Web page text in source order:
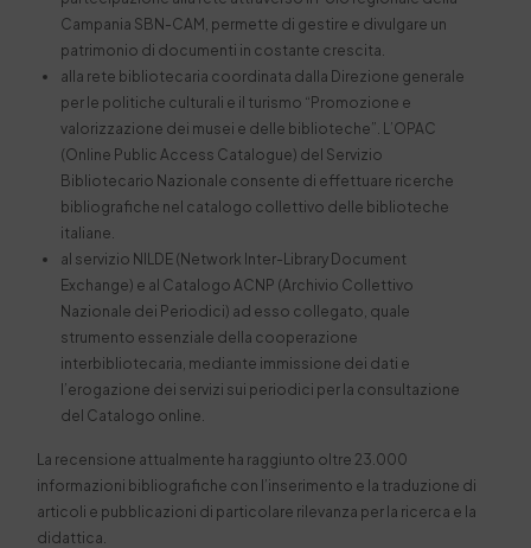
Campania SBN-CAM, permette di gestire e divulgare un
patrimonio di documenti in costante crescita.
alla rete bibliotecaria coordinata dalla Direzione generale
per le politiche culturali e il turismo “Promozione e
valorizzazione dei musei e delle biblioteche”. L’OPAC
(Online Public Access Catalogue) del Servizio
Bibliotecario Nazionale consente di effettuare ricerche
bibliografiche nel catalogo collettivo delle biblioteche
italiane.
al servizio NILDE (Network Inter-Library Document
Exchange) e al Catalogo ACNP (Archivio Collettivo
Nazionale dei Periodici) ad esso collegato, quale
strumento essenziale della cooperazione
interbibliotecaria, mediante immissione dei dati e
l’erogazione dei servizi sui periodici per la consultazione
del Catalogo online.
La recensione attualmente ha raggiunto oltre 23.000
informazioni bibliografiche con l’inserimento e la traduzione di
articoli e pubblicazioni di particolare rilevanza per la ricerca e la
didattica.